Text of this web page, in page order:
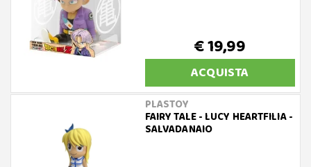
€ 19,99
ACQUISTA
PLASTOY
FAIRY TALE - LUCY HEARTFILIA -
SALVADANAIO